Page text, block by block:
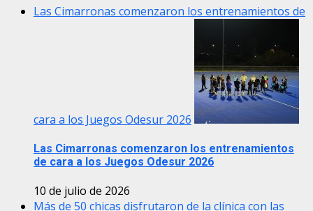
Las Cimarronas comenzaron los entrenamientos de
cara a los Juegos Odesur 2026
Las Cimarronas comenzaron los entrenamientos
de cara a los Juegos Odesur 2026
10 de julio de 2026
Más de 50 chicas disfrutaron de la clínica con las